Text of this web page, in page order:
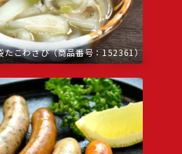
たこわさび（商品番号：152361）